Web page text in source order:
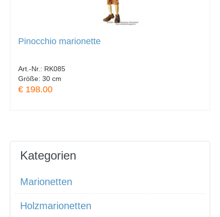
Pinocchio marionette
Art.-Nr.: RK085
Größe: 30 cm
€ 198.00
Kategorien
Marionetten
Holzmarionetten